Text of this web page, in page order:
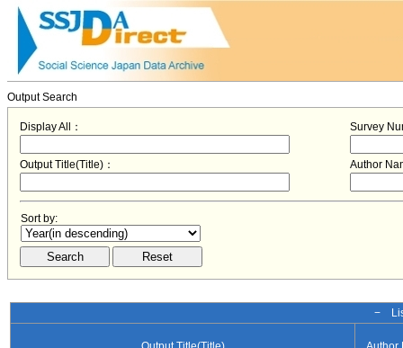
Output Search
Display All： Survey
Output Title(Title)： Author
Sort by:
−